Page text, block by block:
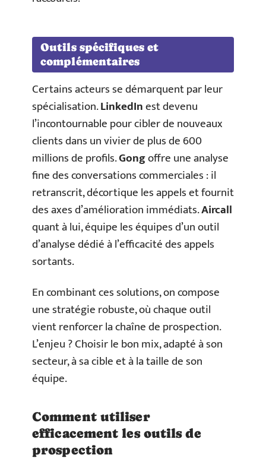
Outils spécifiques et
complémentaires
Certains acteurs se démarquent par leur
spécialisation.LinkedInest devenu
l’incontournable pour cibler de nouveaux
clients dans un vivier de plus de 600
millions de profils.Gongoffre une analyse
fine des conversations commerciales : il
retranscrit, décortique les appels et fournit
des axes d’amélioration immédiats.Aircall
quant à lui, équipe les équipes d’un outil
d’analyse dédié à l’efficacité des appels
sortants.
En combinant ces solutions, on compose
une stratégie robuste, où chaque outil
vient renforcer la chaîne de prospection.
L’enjeu ? Choisir le bon mix, adapté à son
secteur, à sa cible et à la taille de son
équipe.
Comment utiliser
efficacement les outils de
prospection